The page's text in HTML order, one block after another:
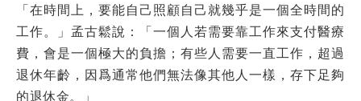
「在時間上，要能自己照顧自己就幾乎是一個全時間的
工作。」孟古鬆說：「一個人若需要靠工作來支付醫療
費，會是一個極大的負擔；有些人需要一直工作，超過
退休年齡，因爲通常他們無法像其他人一樣，存下足夠
的退休金。」